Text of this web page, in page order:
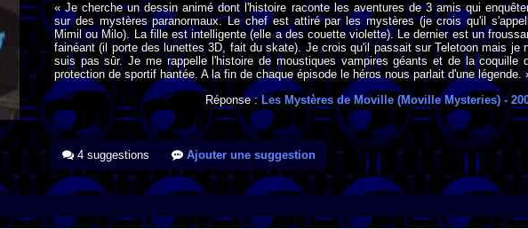
« Je cherche un dessin animé dont l'histoire raconte les aventures de 3 amis qui
sur des mystères paranormaux. Le chef est attiré par les mystères (je crois qu'il
Mimil ou Milo). La fille est intelligente (elle a des couette violette). Le dernier est un
fainéant (il porte des lunettes 3D, fait du skate). Je crois qu'il passait sur Teletoon mais je
suis pas sûr. Je me rappelle l'histoire de moustiques vampires géants et de la coquille
protection de sportif hantée. A la fin de chaque épisode le héros nous parlait d'une légende.
Réponse :Les Mystères de Moville (Moville Mysteries)-
4 suggestions Ajouter une suggestion